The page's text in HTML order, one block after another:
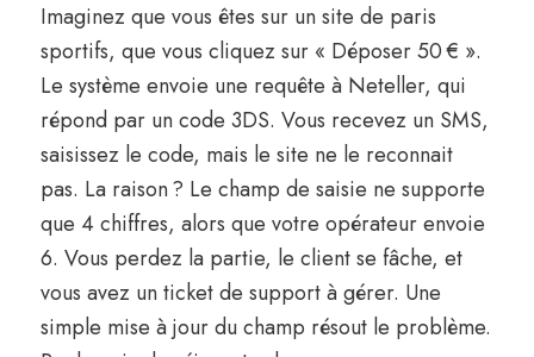
Imaginez que vous êtes sur un site de paris
sportifs, que vous cliquez sur « Déposer 50 € ».
Le système envoie une requête à Neteller, qui
répond par un code 3DS. Vous recevez un SMS,
saisissez le code, mais le site ne le reconnait
pas. La raison ? Le champ de saisie ne supporte
que 4 chiffres, alors que votre opérateur envoie
6. Vous perdez la partie, le client se fâche, et
vous avez un ticket de support à gérer. Une
simple mise à jour du champ résout le problème.